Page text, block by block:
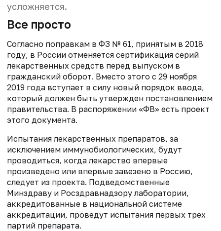
усложняется.
Все просто
Согласно поправкам в ФЗ № 61, принятым в 2018
году, в России отменяется сертификация серий
лекарственных средств перед выпуском в
гражданский оборот. Вместо этого с 29 ноября
2019 года вступает в силу новый порядок ввода,
который должен быть утвержден постановлением
правительства. В распоряжении «ФВ» есть проект
этого документа.
Испытания лекарственных препаратов, за
исключением иммунобиологических, будут
проводиться, когда лекарство впервые
произведено или впервые завезено в Россию,
следует из проекта. Подведомственные
Минздраву и Росздравнадзору лаборатории,
аккредитованные в национальной системе
аккредитации, проведут испытания первых трех
партий препарата.